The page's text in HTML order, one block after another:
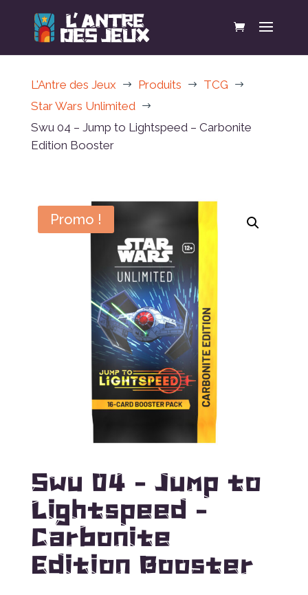
L'Antre des Jeux $ Produits $ TCG $
Star Wars Unlimited $
Swu 04 – Jump to Lightspeed – Carbonite
Edition Booster
Promo !
Swu 04 – Jump to
Lightspeed –
Carbonite
Edition Booster